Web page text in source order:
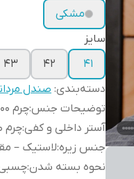
مشکی
سایز
41
42
43
دسته‌بندی: صندل
توضیحات جنس:چرم ۱۰۰% طبیعی گاوی
آستر داخلی و کفی:چرم
جنس زیره:لاستیک –
نحوه بسته شدن: